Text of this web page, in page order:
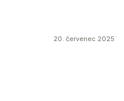
20. červenec 2025